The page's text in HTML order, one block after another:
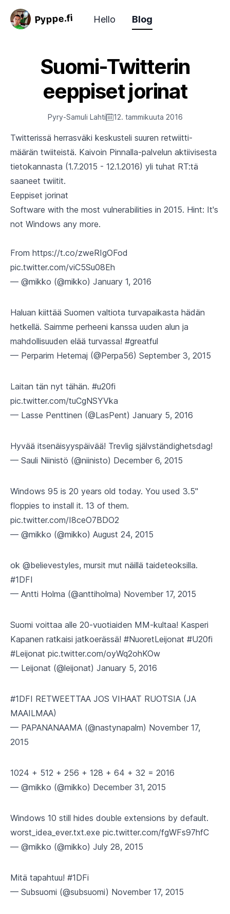
Pyppe.fi Hello Blog
Suomi-Twitterin
eeppiset jorinat
Pyry-Samuli Lahti 12. tammikuuta 2016
Twitterissä herrasväki keskusteli suuren retwiitti-
määrän twiiteistä. Kaivoin Pinnalla-palvelun aktiivisesta
tietokannasta (1.7.2015 - 12.1.2016) yli tuhat RT:tä
saaneet twiitit.
Eeppiset jorinat
Software with the most vulnerabilities in 2015. Hint: It's
not Windows any more.
From https://t.co/zweRIgOFod
pic.twitter.com/viC5Su08Eh
— @mikko (@mikko) January 1, 2016
Haluan kiittää Suomen valtiota turvapaikasta hädän
hetkellä. Saimme perheeni kanssa uuden alun ja
mahdollisuuden elää turvassa! #greatful
— Perparim Hetemaj (@Perpa56) September 3, 2015
Laitan tän nyt tähän. #u20fi
pic.twitter.com/tuCgNSYVka
— Lasse Penttinen (@LasPent) January 5, 2016
Hyvää itsenäisyyspäivää! Trevlig självständighetsdag!
— Sauli Niinistö (@niinisto) December 6, 2015
Windows 95 is 20 years old today. You used 3.5"
floppies to install it. 13 of them.
pic.twitter.com/I8ceO7BDO2
— @mikko (@mikko) August 24, 2015
ok @believestyles, mursit mut näillä taideteoksilla.
#1DFI
— Antti Holma (@anttiholma) November 17, 2015
Suomi voittaa alle 20-vuotiaiden MM-kultaa! Kasperi
Kapanen ratkaisi jatkoerässä! #NuoretLeijonat #U20fi
#Leijonat pic.twitter.com/oyWq2ohKOw
— Leijonat (@leijonat) January 5, 2016
#1DFI RETWEETTAA JOS VIHAAT RUOTSIA (JA
MAAILMAA)
— PAPANANAAMA (@nastynapalm) November 17,
2015
1024 + 512 + 256 + 128 + 64 + 32 = 2016
— @mikko (@mikko) December 31, 2015
Windows 10 still hides double extensions by default.
worst_idea_ever.txt.exe pic.twitter.com/fgWFs97hfC
— @mikko (@mikko) July 28, 2015
Mitä tapahtuu! #1DFi
— Subsuomi (@subsuomi) November 17, 2015